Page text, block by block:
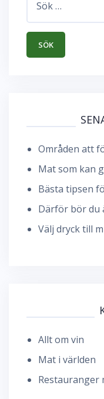
Områden att
Mat som kan
Bästa tipsen
Därför bör du
Välj dryck till
Allt om vin
Mat i världen
Restauranger